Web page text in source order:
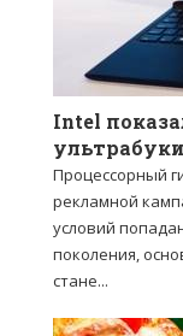
Intel
Процессорный
рекламной
условий
поколения,
стане...